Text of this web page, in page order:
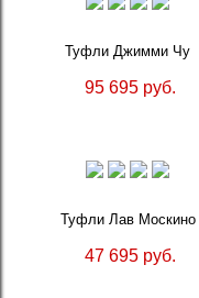
Туфли Джимми Чу
95 695 руб.
Туфли Лав Москино
47 695 руб.